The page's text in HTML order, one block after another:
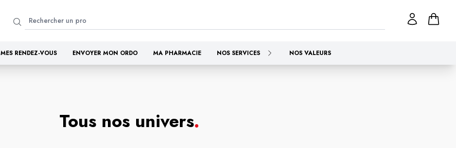
MES RENDEZ-VOUS ENVOYER MON ORDO MA PHARMACIE NOS SERVICES NOS VALEURS
Tous nos univers.